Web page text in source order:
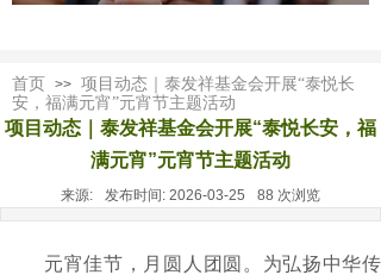
首页 >> 项目动态｜泰发祥基金会开展“泰悦长
安，福满元宵”元宵节主题活动
项目动态｜泰发祥基金会开展“泰悦长安，福
满元宵”元宵节主题活动
来源: 发布时间: 2026-03-25 88 次浏览
元宵佳节，月圆人团圆。为弘扬中华传